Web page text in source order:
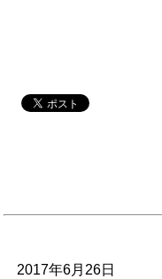
2017年6月26日